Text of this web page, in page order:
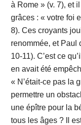
à Rome » (v. 7), et
grâces : « votre foi
8). Ces croyants
renommée, et Paul
10-11). C’est ce
en avait été
« N’était-ce pas la
permettre un
une épître pour la
tous les âges ? Il